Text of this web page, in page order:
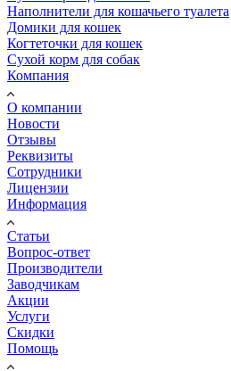
Наполнители для кошачьего туалета
Домики для кошек
Когтеточки для кошек
Сухой корм для собак
Компания
О компании
Новости
Отзывы
Реквизиты
Сотрудники
Лицензии
Информация
Статьи
Вопрос-ответ
Производители
Заводчикам
Акции
Услуги
Скидки
Помощь